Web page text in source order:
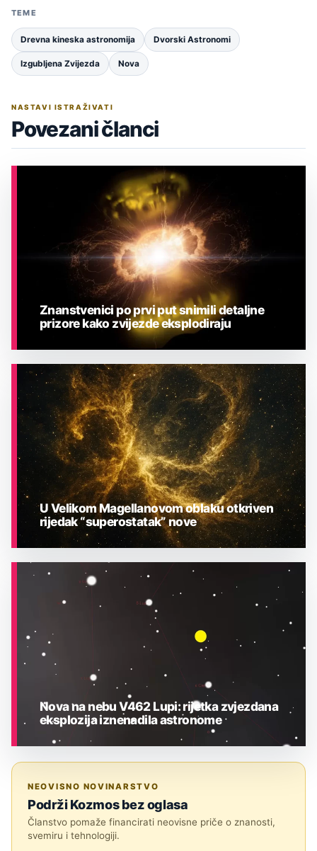
TEME
Drevna kineska astronomija Dvorski Astronomi
Izgubljena Zvijezda Nova
NASTAVI ISTRAŽIVATI
Povezani članci
ASTRONOMIJA
Znanstvenici po prvi put snimili detaljne
prizore kako zvijezde eksplodiraju
ASTRONOMIJA
U Velikom Magellanovom oblaku otkriven
rijedak “superostatak” nove
Nova na nebu V462 Lupi: rijetka zvjezdana
eksplozija iznenadila astronome
NEOVISNO NOVINARSTVO
Podrži Kozmos bez oglasa
Članstvo pomaže financirati neovisne priče o znanosti,
svemiru i tehnologiji.